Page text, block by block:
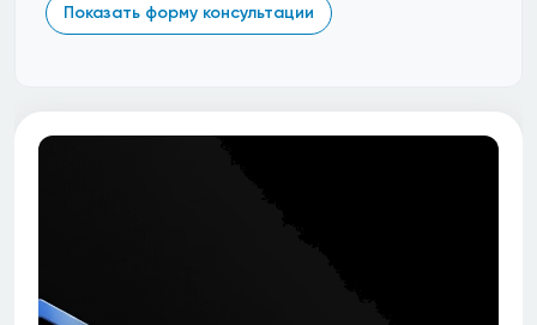
Показать форму консультации